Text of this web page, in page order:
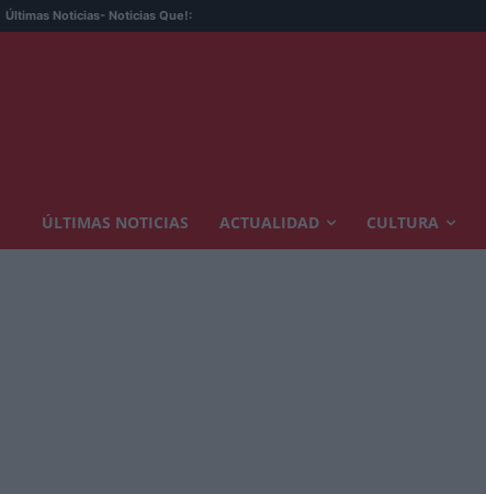
Últimas Noticias- Noticias Que!:
ÚLTIMAS NOTICIAS ACTUALIDAD CULTURA